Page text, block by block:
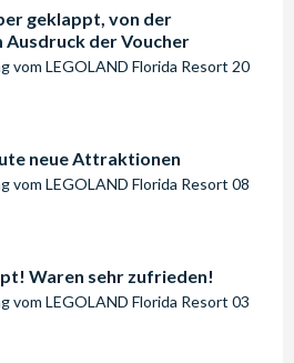
geklappt, von der
Ausdruck der Voucher
vom LEGOLAND Florida Resort 20
neue Attraktionen
vom LEGOLAND Florida Resort 08
Waren sehr zufrieden!
vom LEGOLAND Florida Resort 03